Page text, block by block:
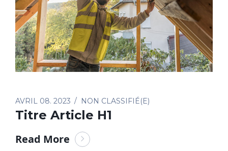
AVRIL 08. 2023 NON CLASSIFIÉ(E)
Titre Article H1
Read More